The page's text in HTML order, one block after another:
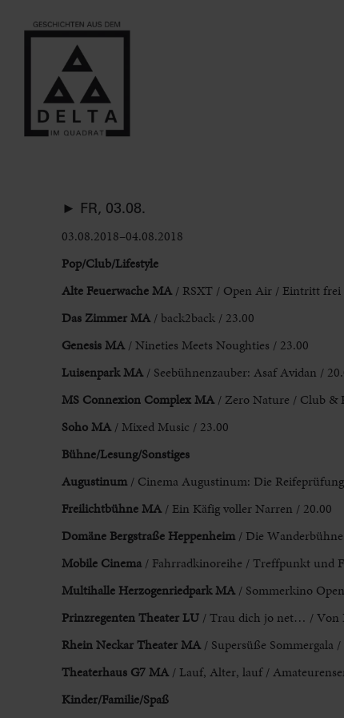
► FR, 03.08.
03.08.2018–04.08.2018
Pop/Club/Lifestyle
Alte Feuerwache MA / RSXT / Open Air / Eintritt frei
Das Zimmer MA / back2back / 23.00
Genesis MA / Nineties Meets Noughties / 23.00
Luisenpark MA / Seebühnenzauber: Asaf Avidan /
MS Connexion Complex MA/ Zero Nature / Club &
Soho MA / Mixed Music / 23.00
Bühne/Lesung/Sonstiges
Augustinum / Cinema Augustinum: Die
Freilichtbühne MA / Ein Käfig voller Narren / 20.00
Domäne Bergstraße Heppenheim / Die
Mobile Cinema/ Fahrradkinoreihe / Treffpunkt und
Multihalle Herzogenriedpark MA/ Sommerkino
Prinzregenten Theater LU / Trau dich jo net… / Von
Rhein Neckar Theater MA / Supersüße Sommergala
Theaterhaus G7 MA / Lauf, Alter, lauf /
Kinder/Familie/Spaß